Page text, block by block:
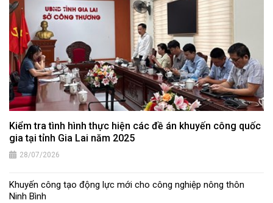
Kiểm tra tình hình thực hiện các đề án khuyến công quốc
gia tại tỉnh Gia Lai năm 2025
28/07/2026
Khuyến công tạo động lực mới cho công nghiệp nông thôn
Ninh Bình